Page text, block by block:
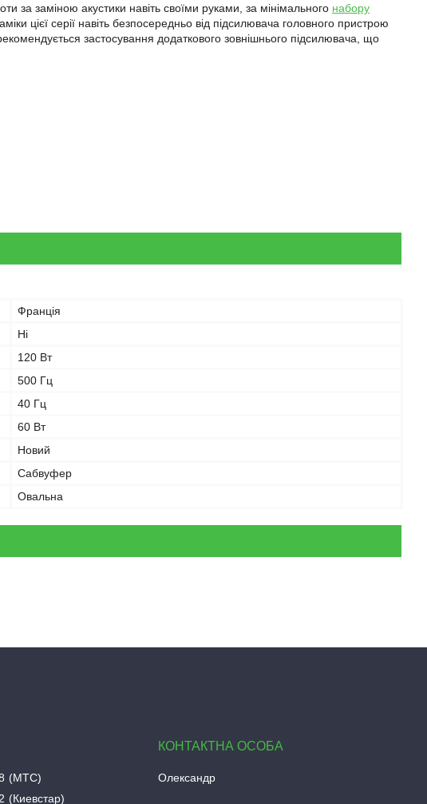
за заміною акустики навіть своїми руками, за мінімального набору
цієї серії навіть безпосередньо від підсилювача головного пристрою
застосування додаткового зовнішнього підсилювача, що
Франція
Ні
120 Вт
500 Гц
40 Гц
60 Вт
Новий
Сабвуфер
Овальна
МТС
Киевстар
Олександр